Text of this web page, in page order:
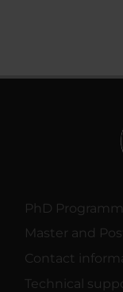
PhD
Master and
Contact
Technical